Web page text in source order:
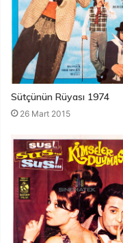
Sütçünün Rüyası 1974
26 Mart 2015